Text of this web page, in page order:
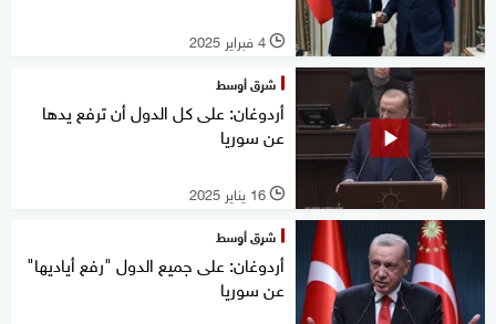
l 4 فبراير 2025
شرق أوسط
أردوغان: على كل الدول أن ترفع يدها
عن سوريا
l 16 يناير 2025
شرق أوسط
أردوغان: على جميع الدول "رفع أياديها"
عن سوريا